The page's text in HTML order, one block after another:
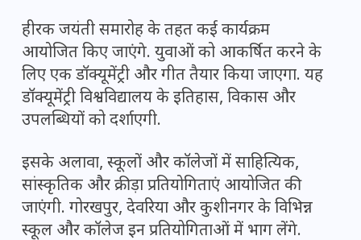
हीरक जयंती समारोह के तहत कई कार्यक्रम
आयोजित किए जाएंगे. युवाओं को आकर्षित करने के
लिए एक डॉक्यूमेंट्री और गीत तैयार किया जाएगा. यह
डॉक्यूमेंट्री विश्वविद्यालय के इतिहास, विकास और
उपलब्धियों को दर्शाएगी.
इसके अलावा, स्कूलों और कॉलेजों में साहित्यिक,
सांस्कृतिक और क्रीड़ा प्रतियोगिताएं आयोजित की
जाएंगी. गोरखपुर, देवरिया और कुशीनगर के विभिन्न
स्कूल और कॉलेज इन प्रतियोगिताओं में भाग लेंगे.